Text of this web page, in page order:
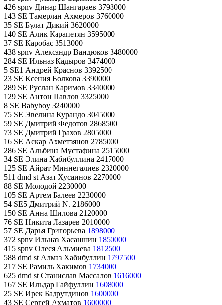
426 spnv Динар Шангараев 3798000
143 SE Тамерлан Ахмеров 3760000
35 SE Булат Дикий 3620000
140 SE Алик Карапетян 3595000
37 SE Каробас 3513000
438 spnv Александр Вандюков 3480000
284 SE Ильназ Кадыров 3474000
5 SE1 Андрей Краснов 3392500
23 SE Ксения Волкова 3390000
289 SE Руслан Каримов 3340000
129 SE Антон Павлов 3325000
8 SE Babyboy 3240000
75 SE Эвелина Курандо 3045000
59 SE Дмитрий Федотов 2868500
73 SE Дмитрий Грахов 2805000
16 SE Аскар Ахметзянов 2785000
286 SE Альбина Мустафина 2515000
34 SE Элина Хабибуллина 2417000
125 SE Айрат Миннегалиев 2320000
511 dmd st Азат Хусаинов 2270000
88 SE Молодой 2230000
105 SE Артем Балеев 2230000
54 SE5 Дмитрий N. 2186000
150 SE Анна Шилова 2120000
76 SE Никита Лазарев 2010000
57 SE Дарья Григорьева 1898000
372 spnv Ильназ Хасаншин 1850000
415 spnv Олеся Альмиева 1812500
588 dmd st Алмаз Хабибуллин 1797500
217 SE Рамиль Хакимов 1734000
625 dmd st Станислав Массалов 1616000
167 SE Ильдар Гайфуллин 1608000
25 SE Ирек Бадрутдинов 1600000
43 SE Сергей Ахматов 1600000